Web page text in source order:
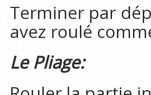
Terminer par
avez roulé
Le Pliage: